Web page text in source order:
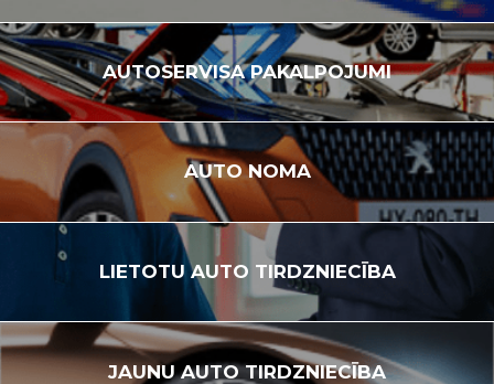
AUTOSERVISAPAKALPOJUMI
AUTONOMA
LIETOTUAUTO TIRDZNIECĪBA
JAUNUAUTO TIRDZNIECĪBA